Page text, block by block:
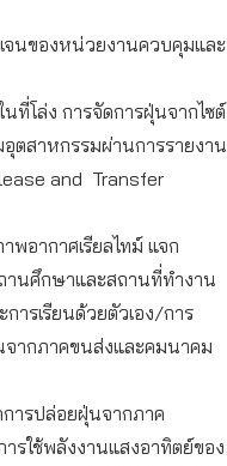
นของหน่วยงานควบคุมและ
นที่โล่ง การจัดการฝุ่นจากไซต์
ตสาหกรรมผ่านการรายงาน
and Transfer
พอากาศเรียลไทม์ แจก
านศึกษาและสถานที่ทำงาน
ารเรียนด้วยตัวเอง/การ
จากภาคขนส่งและคมนาคม
การปล่อยฝุ่นจากภาค
รใช้พลังงานแสงอาทิตย์ของ